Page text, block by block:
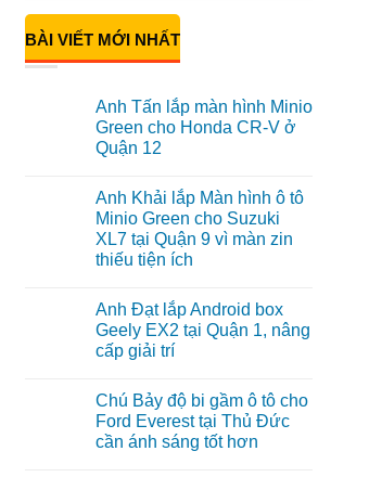
BÀI VIẾT MỚI NHẤT
Anh Tấn lắp màn hình Minio
Green cho Honda CR-V ở
Quận 12
bình
luận
ở
Anh
Tấn
lắp
Minio
Green
cho
Honda
ở
Quận
12
Anh Khải lắp Màn hình ô tô
Minio Green cho Suzuki
XL7 tại Quận 9 vì màn zin
thiếu tiện ích
bình
luận
ở
Anh
Màn
hình
ô
tô
Minio
Anh Đạt lắp Android box
Geely EX2 tại Quận 1, nâng
cấp giải trí
bình
luận
ở
Anh
Chú Bảy độ bi gầm ô tô cho
Ford Everest tại Thủ Đức
cần ánh sáng tốt hơn